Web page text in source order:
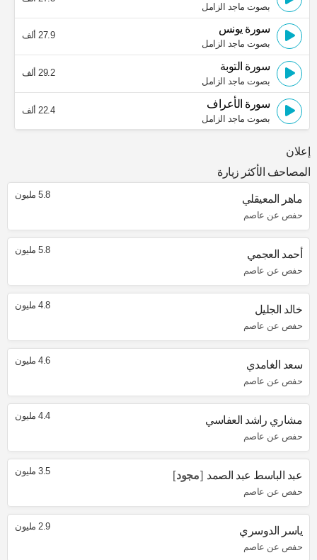
بصوت ماجد الزامل
سورة يونس
بصوت ماجد الزامل
27.9 ألف
سورة التوبة
بصوت ماجد الزامل
29.2 ألف
سورة الأعراف
بصوت ماجد الزامل
22.4 ألف
إعلان
المصاحف الأكثر زيارة
ماهر المعيقلي
حفص عن عاصم
5.8 مليون
أحمد العجمي
حفص عن عاصم
5.8 مليون
خالد الجليل
حفص عن عاصم
4.8 مليون
سعد الغامدي
حفص عن عاصم
4.6 مليون
مشاري راشد العفاسي
حفص عن عاصم
4.4 مليون
عبد الباسط عبد الصمد مجود
حفص عن عاصم
3.5 مليون
ياسر الدوسري
حفص عن عاصم
2.9 مليون